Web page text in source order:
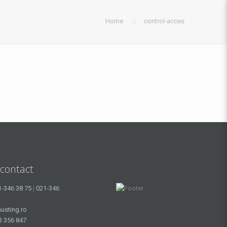
Home control-acces
346 38 75 | 021-346
356 847